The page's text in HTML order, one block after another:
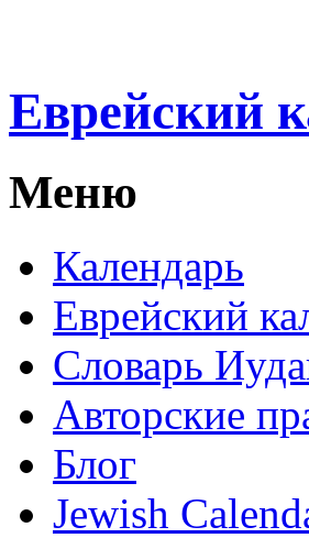
Еврейский
Меню
Календарь
Еврейский
Словарь
Авторские
Блог
Jewish